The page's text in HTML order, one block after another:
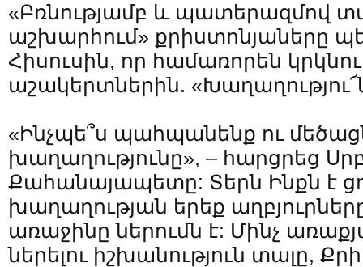
«Բռնությամբ և պատերազմով
աշխարհում» քրիստոնյաները
Հիսուսին, որ համառորեն
աշակերտներին.
«Ինչպե՞ս պահպանենք ու
խաղաղությունը», – հարցրեց
Քահանայապետը: Տերն Ինքն է
խաղաղության երեք
առաջինը ներումն է: Մինչ
ներելու իշխանություն տալը,